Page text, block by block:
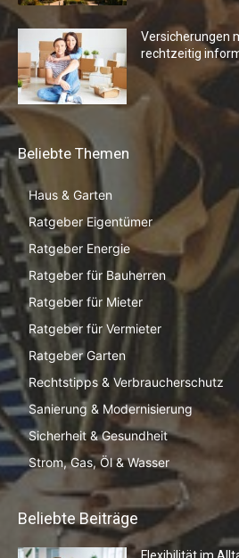
Versicherungen
rechtzeitig
Beliebte Themen
Haus & Garten
Ratgeber Eigentümer
Ratgeber Energie
Ratgeber für Bauherren
Ratgeber für Mieter
Ratgeber für Vermieter
Ratgeber Garten
Rechtstipps & Verbraucherschutz
Sanierung & Modernisierung
Sicherheit & Gesundheit
Strom, Gas, Öl & Wasser
Beliebte Beiträge